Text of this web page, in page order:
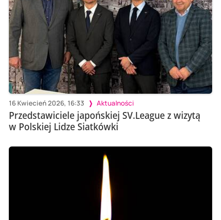
16 Kwiecień 2026, 16:33 Aktualności
Przedstawiciele japońskiej SV.League z wizytą
w Polskiej Lidze Siatkówki